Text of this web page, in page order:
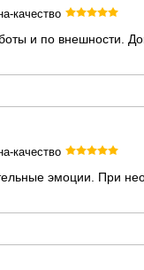
качество
и по внешности.
качество
эмоции. При